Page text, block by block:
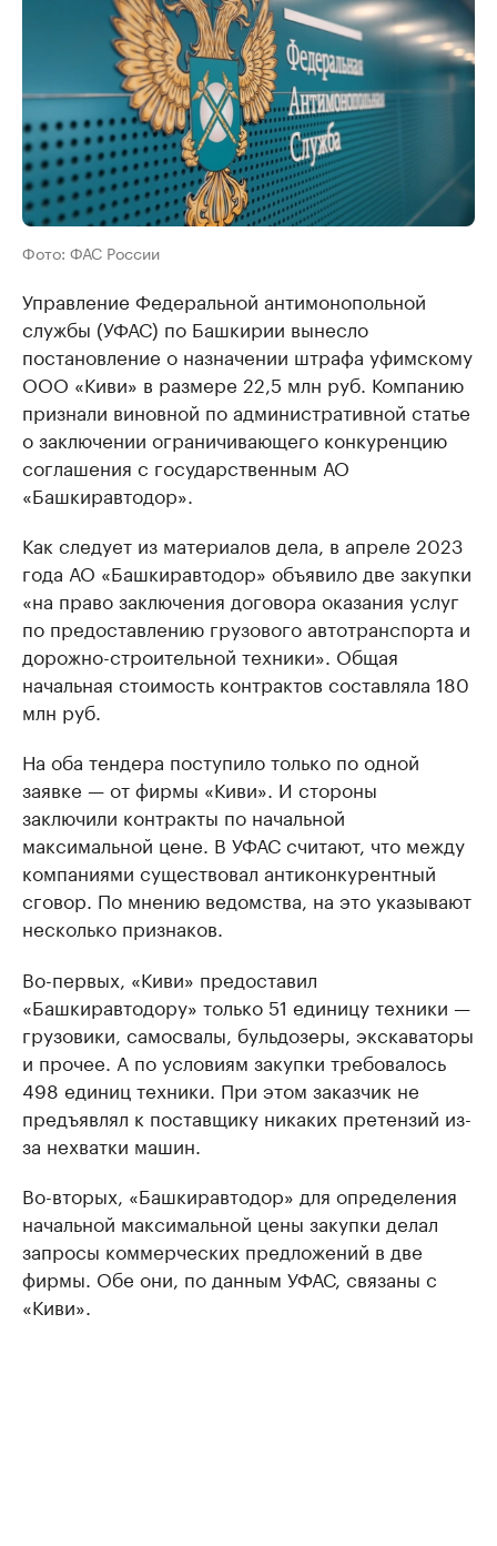
Фото: ФАС России
Управление Федеральной антимонопольной
службы (УФАС) по Башкирии вынесло
постановление о назначении штрафа уфимскому
ООО «Киви» в размере 22,5 млн руб. Компанию
признали виновной по административной статье
о заключении ограничивающего конкуренцию
соглашения с государственным АО
«Башкиравтодор».
Как следует из материалов дела, в апреле 2023
года АО «Башкиравтодор» объявило две закупки
«на право заключения договора оказания услуг
по предоставлению грузового автотранспорта и
дорожно-строительной техники». Общая
начальная стоимость контрактов составляла 180
млн руб.
На оба тендера поступило только по одной
заявке — от фирмы «Киви». И стороны
заключили контракты по начальной
максимальной цене. В УФАС считают, что между
компаниями существовал антиконкурентный
сговор. По мнению ведомства, на это указывают
несколько признаков.
Во-первых, «Киви» предоставил
«Башкиравтодору» только 51 единицу техники —
грузовики, самосвалы, бульдозеры, экскаваторы
и прочее. А по условиям закупки требовалось
498 единиц техники. При этом заказчик не
предъявлял к поставщику никаких претензий из-
за нехватки машин.
Во-вторых, «Башкиравтодор» для определения
начальной максимальной цены закупки делал
запросы коммерческих предложений в две
фирмы. Обе они, по данным УФАС, связаны с
«Киви».